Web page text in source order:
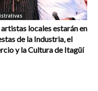
locales estarán en
de la Industria, el
y la Cultura de Itagüí